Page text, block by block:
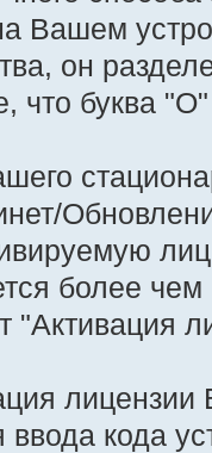
Вашем
он
буква "O"
более
"Активация
кода